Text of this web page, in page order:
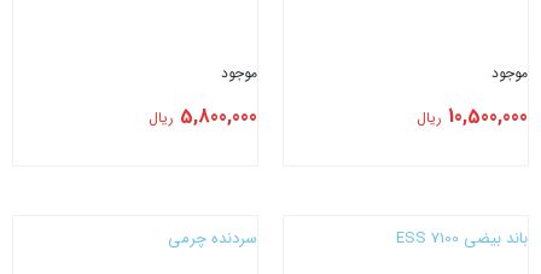
موجود
10,500,000 ریال
موجود
5,800,000 ریال
باند بیضی 7100 ESS سردنده چرمی